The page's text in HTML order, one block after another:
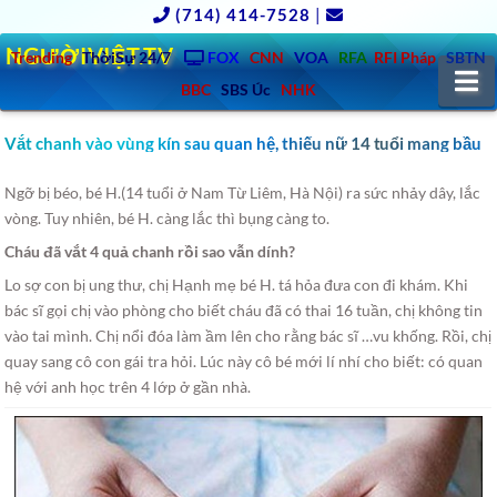
(714) 414-7528 |
Trending ThờiSự 24/7 FOX CNN VOA RFA RFI Pháp SBTN
BBC SBS Úc NHK
NGƯỜIVIỆT.TV
Vắt chanh vào vùng kín sau quan hệ, thiếu nữ 14 tuổi mang bầu
Ngỡ bị béo, bé H.(14 tuổi ở Nam Từ Liêm, Hà Nội) ra sức nhảy dây, lắc
vòng. Tuy nhiên, bé H. càng lắc thì bụng càng to.
Cháu đã vắt 4 quả chanh rồi sao vẫn dính?
Lo sợ con bị ung thư, chị Hạnh mẹ bé H. tá hỏa đưa con đi khám. Khi
bác sĩ gọi chị vào phòng cho biết cháu đã có thai 16 tuần, chị không tin
vào tai mình. Chị nổi đóa làm ầm lên cho rằng bác sĩ …vu khống. Rồi, chị
quay sang cô con gái tra hỏi. Lúc này cô bé mới lí nhí cho biết: có quan
hệ với anh học trên 4 lớp ở gần nhà.